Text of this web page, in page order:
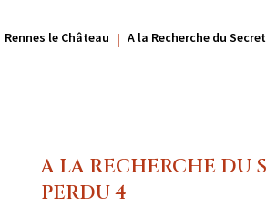
Rennes le Château A la Recherche du
A LA RECHERCHE DU
PERDU 4